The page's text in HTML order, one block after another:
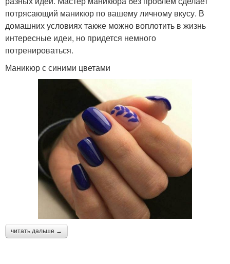
потрясающий маникюр по вашему личному вкусу. В
домашних условиях также можно воплотить в жизнь
интересные идеи, но придется немного
потренироваться.
Маникюр с синими цветами
читать дальше →